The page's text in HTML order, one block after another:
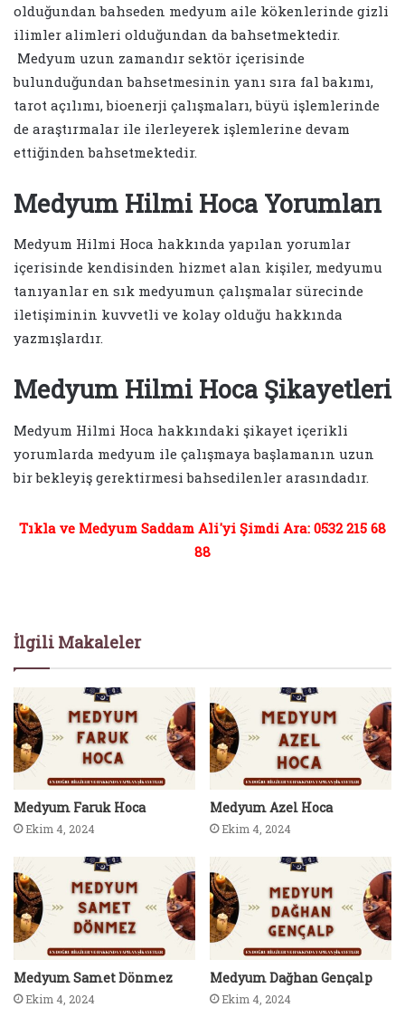
olduğundan bahseden medyum aile kökenlerinde gizli
ilimler alimleri olduğundan da bahsetmektedir.
Medyum uzun zamandır sektör içerisinde
bulunduğundan bahsetmesinin yanı sıra fal bakımı,
tarot açılımı, bioenerji çalışmaları, büyü işlemlerinde
de araştırmalar ile ilerleyerek işlemlerine devam
ettiğinden bahsetmektedir.
Medyum Hilmi Hoca Yorumları
Medyum Hilmi Hoca hakkında yapılan yorumlar
içerisinde kendisinden hizmet alan kişiler, medyumu
tanıyanlar en sık medyumun çalışmalar sürecinde
iletişiminin kuvvetli ve kolay olduğu hakkında
yazmışlardır.
Medyum Hilmi Hoca Şikayetleri
Medyum Hilmi Hoca hakkındaki şikayet içerikli
yorumlarda medyum ile çalışmaya başlamanın uzun
bir bekleyiş gerektirmesi bahsedilenler arasındadır.
Tıkla ve Medyum Saddam Ali'yi Şimdi Ara: 0532 215 68
88
İlgili Makaleler
Medyum Faruk Hoca
Ekim 4, 2024
Medyum Azel Hoca
Ekim 4, 2024
Medyum Samet Dönmez
Ekim 4, 2024
Medyum Dağhan Gençalp
Ekim 4, 2024